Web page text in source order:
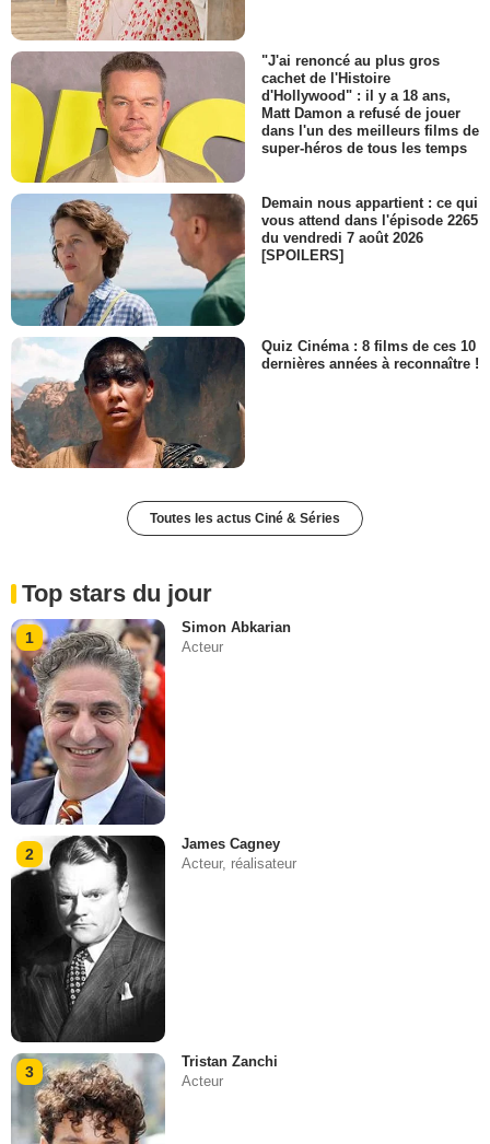
"J'ai renoncé au plus gros
cachet de l'Histoire
d'Hollywood" : il y a 18 ans,
Matt Damon a refusé de jouer
dans l'un des meilleurs films de
super-héros de tous les temps
Demain nous appartient : ce qui
vous attend dans l'épisode 2265
du vendredi 7 août 2026
[SPOILERS]
Quiz Cinéma : 8 films de ces 10
dernières années à reconnaître !
Toutes les actus Ciné & Séries
Top stars du jour
1
Simon Abkarian
Acteur
2
James Cagney
Acteur, réalisateur
3
Tristan Zanchi
Acteur